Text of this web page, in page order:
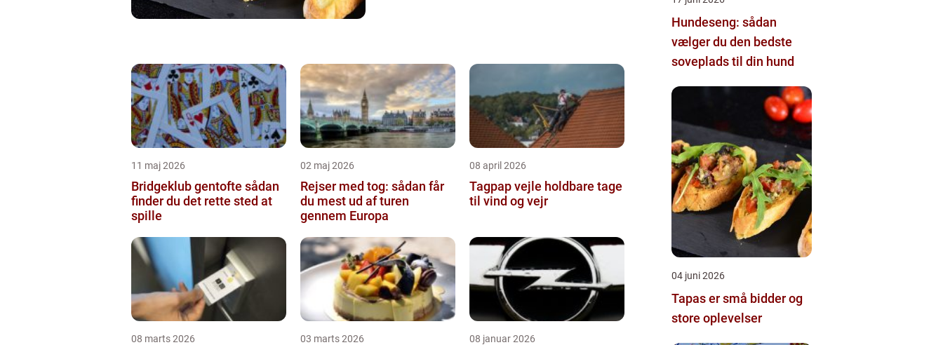
11 maj 2026
Bridgeklub gentofte sådan
finder du det rette sted at
spille
02 maj 2026
Rejser med tog: sådan får
du mest ud af turen
gennem Europa
08 april 2026
Tagpap vejle holdbare tage
til vind og vejr
08 marts 2026 03 marts 2026 08 januar 2026
Hundeseng: sådan
vælger du den bedste
soveplads til din hund
04 juni 2026
Tapas er små bidder og
store oplevelser